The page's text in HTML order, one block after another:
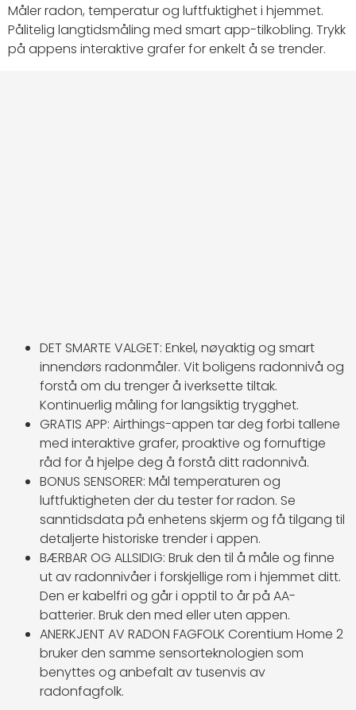
Måler radon, temperatur og luftfuktighet i hjemmet.
Pålitelig langtidsmåling med smart app-tilkobling. Trykk
på appens interaktive grafer for enkelt å se trender.
DET SMARTE VALGET: Enkel, nøyaktig og smart
innendørs radonmåler. Vit boligens radonnivå og
forstå om du trenger å iverksette tiltak.
Kontinuerlig måling for langsiktig trygghet.
GRATIS APP: Airthings-appen tar deg forbi tallene
med interaktive grafer, proaktive og fornuftige
råd for å hjelpe deg å forstå ditt radonnivå.
BONUS SENSORER: Mål temperaturen og
luftfuktigheten der du tester for radon. Se
sanntidsdata på enhetens skjerm og få tilgang til
detaljerte historiske trender i appen.
BÆRBAR OG ALLSIDIG: Bruk den til å måle og finne
ut av radonnivåer i forskjellige rom i hjemmet ditt.
Den er kabelfri og går i opptil to år på AA-
batterier. Bruk den med eller uten appen.
ANERKJENT AV RADON FAGFOLK Corentium Home 2
bruker den samme sensorteknologien som
benyttes og anbefalt av tusenvis av
radonfagfolk.